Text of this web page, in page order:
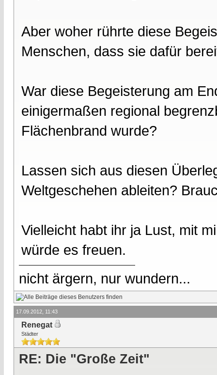
Aber woher rührte diese
Menschen, dass sie dafür
War diese Begeisterung am
einigermaßen regional
Flächenbrand wurde?
Lassen sich aus diesen
Weltgeschehen ableiten?
Vielleicht habt ihr ja Lust, mit
würde es freuen.
nicht ärgern, nur wundern...
17.09.2012, 11:43
Renegat
Städter
RE: Die "Große Zeit"